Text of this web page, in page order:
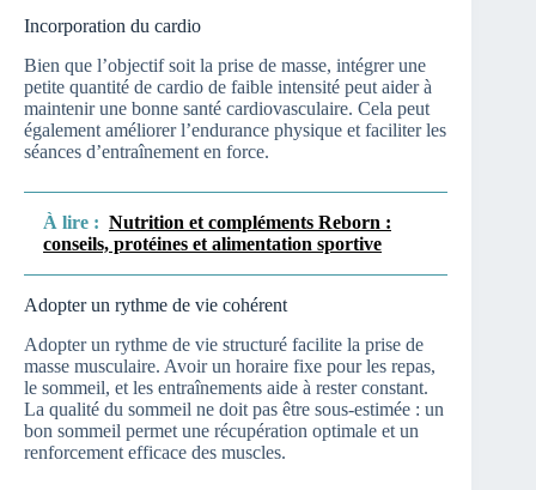
Incorporation du cardio
Bien que l’objectif soit la prise de masse, intégrer une
petite quantité de cardio de faible intensité peut aider à
maintenir une bonne santé cardiovasculaire. Cela peut
également améliorer l’endurance physique et faciliter les
séances d’entraînement en force.
À lire : Nutrition et compléments Reborn :
conseils, protéines et alimentation sportive
Adopter un rythme de vie cohérent
Adopter un rythme de vie structuré facilite la prise de
masse musculaire. Avoir un horaire fixe pour les repas,
le sommeil, et les entraînements aide à rester constant.
La qualité du sommeil ne doit pas être sous-estimée : un
bon sommeil permet une récupération optimale et un
renforcement efficace des muscles.